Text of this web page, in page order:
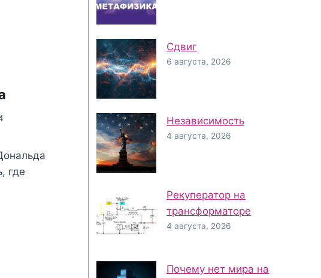
где
Сдвиг
6 августа, 2026
Независимость
4 августа, 2026
Рекуператор на
трансформаторе
4 августа, 2026
Почему нет мира на